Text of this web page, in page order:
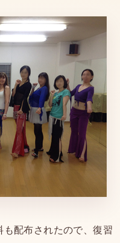
配布されたので、復習